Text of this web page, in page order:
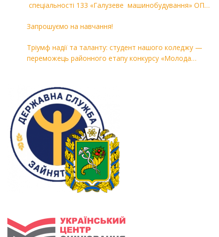
спеціальності 133 «Галузеве машинобудування» ОПП
Запрошуємо на навчання!
Тріумф надії та таланту: студент нашого коледжу —
переможець районного етапу конкурсу «Молода